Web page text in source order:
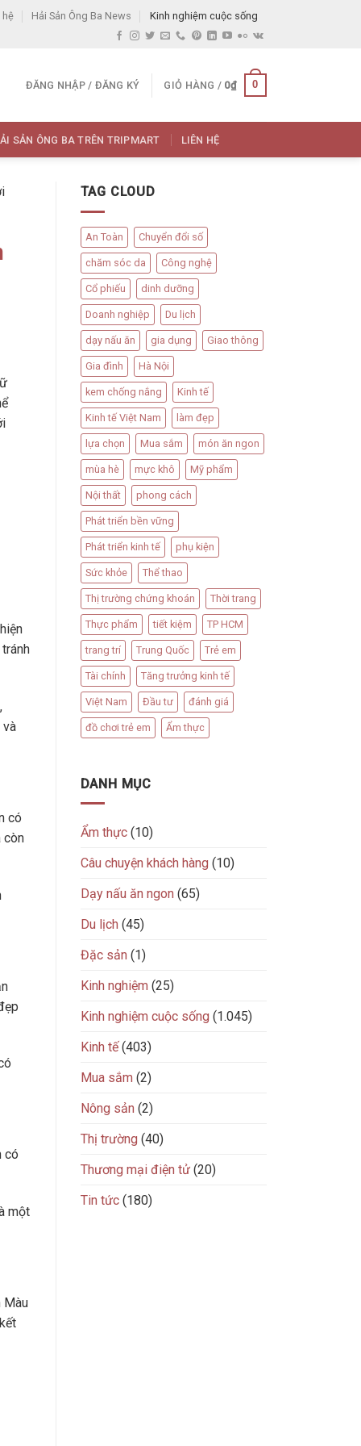
hệ Hải Sản Ông Ba News Kinh nghiệm cuộc sống
ĐĂNG NHẬP / ĐĂNG KÝ GIỎ HÀNG / 0₫ 0
SẢN ÔNG BA TRÊN TRIPMART LIÊN HỆ
và
có
còn
có
một
Màu
TAG CLOUD
An Toàn Chuyển đổi số
chăm sóc da Công nghệ
Cổ phiếu dinh dưỡng
Doanh nghiệp Du lịch
dạy nấu ăn gia dụng Giao thông
Gia đình Hà Nội
kem chống nắng Kinh tế
Kinh tế Việt Nam làm đẹp
lựa chọn Mua sắm món ăn ngon
mùa hè mực khô Mỹ phẩm
Nội thất phong cách
Phát triển bền vững
Phát triển kinh tế phụ kiện
Sức khỏe Thể thao
Thị trường chứng khoán Thời trang
Thực phẩm tiết kiệm TP HCM
trang trí Trung Quốc Trẻ em
Tài chính Tăng trưởng kinh tế
Việt Nam Đầu tư đánh giá
đồ chơi trẻ em Ẩm thực
DANH MỤC
Ẩm thực(10)
Câu chuyện khách hàng (10)
Dạy nấu ăn ngon (65)
Du lịch (45)
Đặc sản (1)
Kinh nghiệm (25)
Kinh nghiệm cuộc sống (1.045)
Kinh tế(403)
Mua sắm (2)
Nông sản (2)
Thị trường (40)
Thương mại điện tử(20)
Tin tức(180)